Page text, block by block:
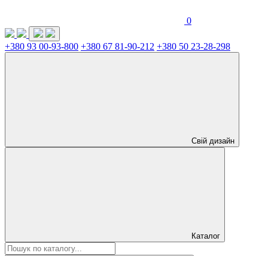
0
+380 93 00-93-800 +380 67 81-90-212 +380 50 23-28-298
Свій дизайн
Каталог